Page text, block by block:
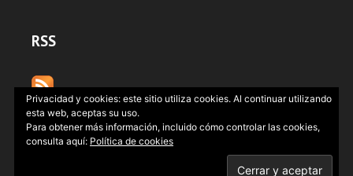
RSS
Privacidad y cookies: este sitio utiliza cookies. Al continuar utilizando
esta web, aceptas su uso.
Para obtener más información, incluido cómo controlar las cookies,
consulta aquí: Política de cookies